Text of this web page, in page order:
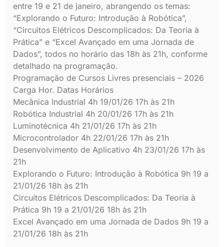
entre 19 e 21 de janeiro, abrangendo os temas:
“Explorando o Futuro: Introdução à Robótica”,
“Circuitos Elétricos Descomplicados: Da Teoria à
Prática” e “Excel Avançado em uma Jornada de
Dados”, todos no horário das 18h às 21h, conforme
detalhado na programação.
Programação de Cursos Livres presenciais – 2026
Carga Hor. Datas Horários
Mecânica Industrial 4h 19/01/26 17h às 21h
Robótica Industrial 4h 20/01/26 17h às 21h
Luminotécnica 4h 21/01/26 17h às 21h
Microcontrolador 4h 22/01/26 17h às 21h
Desenvolvimento de Aplicativo 4h 23/01/26 17h às
21h
Explorando o Futuro: Introdução à Robótica 9h 19 a
21/01/26 18h às 21h
Circuitos Elétricos Descomplicados: Da Teoria à
Prática 9h 19 a 21/01/26 18h às 21h
Excel Avançado em uma Jornada de Dados 9h 19 a
21/01/26 18h às 21h